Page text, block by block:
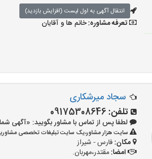
انتقال آگهی به اول لیست (افزایش بازدید)
تعرفه مشاوره:خانم ها و آقایان
سجاد میرشکاری
تلفن: 09175308646
لطفا پس از تماس با مشاور بگویید: «آگهی شما را در
سایت هزار مشاور،یک سایت تبلیغات تخصصی
مکان: فارس - شیراز
امضا:مقتدر،مهربان.